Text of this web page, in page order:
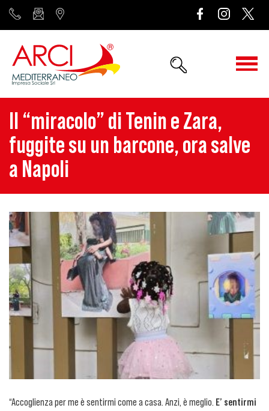
Il “miracolo” di Tenin e Zara,
fuggite su un barcone, ora salve
a Napoli
“Accoglienza per me è sentirmi come a casa. Anzi, è meglio. E’ sentirmi